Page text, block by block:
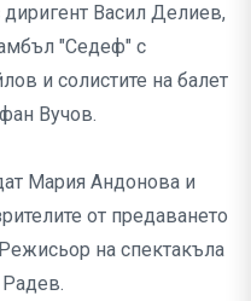
Васил Делиев,
"Седеф" с
и солистите на балет
Вучов.
Мария Андонова и
от предаването
на спектакъла